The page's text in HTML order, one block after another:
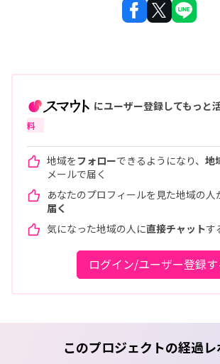
にユーザー登録してもっと
料
地域をフォローできるようになり、 地
メールで届く
あなたのプロフィールを見た地域の人
届く
気になった地域の人に直接チャットす
ログイン/ユーザー登録す
このプロジェクトの経過レ